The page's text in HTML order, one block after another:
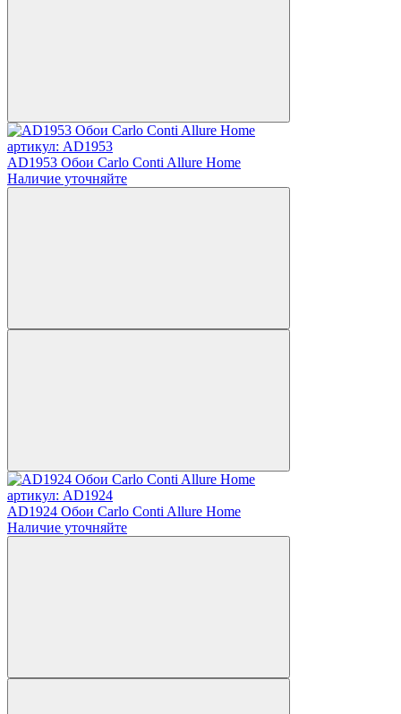
артикул: AD1953
AD1953 Обои Carlo Conti Allure Home
Наличие уточняйте
артикул: AD1924
AD1924 Обои Carlo Conti Allure Home
Наличие уточняйте